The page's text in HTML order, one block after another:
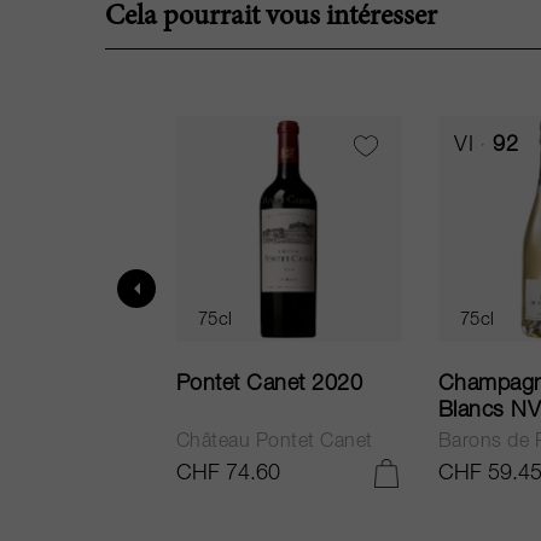
Cela pourrait vous intéresser
75cl
Pontet Canet 2020
Château Pontet Canet
CHF 74.60
VI 92
75cl
Blancs NV
Barons de
CHF 59.45